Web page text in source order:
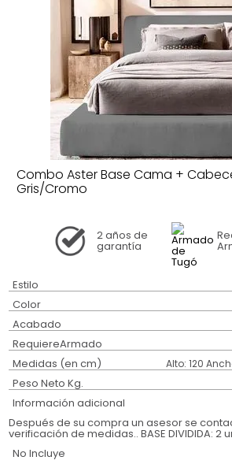
Combo Aster Base Cama +
Gris/Cromo
2 años de
garantía
Estilo
Color
Acabado
RequiereArmado
Medidas (en cm) Alto: 120
Peso Neto Kg.
Información adicional
Después de su compra un asesor se
verificación de medidas.. BASE DIVIDIDA: 2
No Incluye